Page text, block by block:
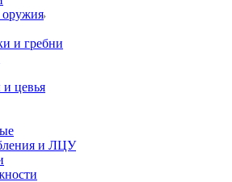
оружия
и гребни
цевья
и ЛЦУ